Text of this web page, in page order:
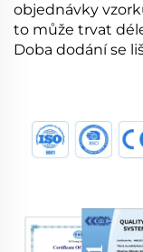
objednávky
to může trvat
Doba dodání se